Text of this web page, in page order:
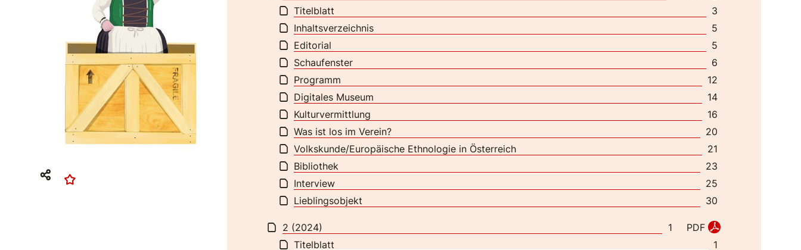
3
Titelblatt
5
Inhaltsverzeichnis
5
Editorial
6
Schaufenster
12
Programm
14
Digitales Museum
16
Kulturvermittlung
20
Was ist los im Verein?
21
Volkskunde/Europäische Ethnologie in Österreich
23
Bibliothek
25
Interview
30
Lieblingsobjekt
PDF
1
2 (2024)
1
Titelblatt